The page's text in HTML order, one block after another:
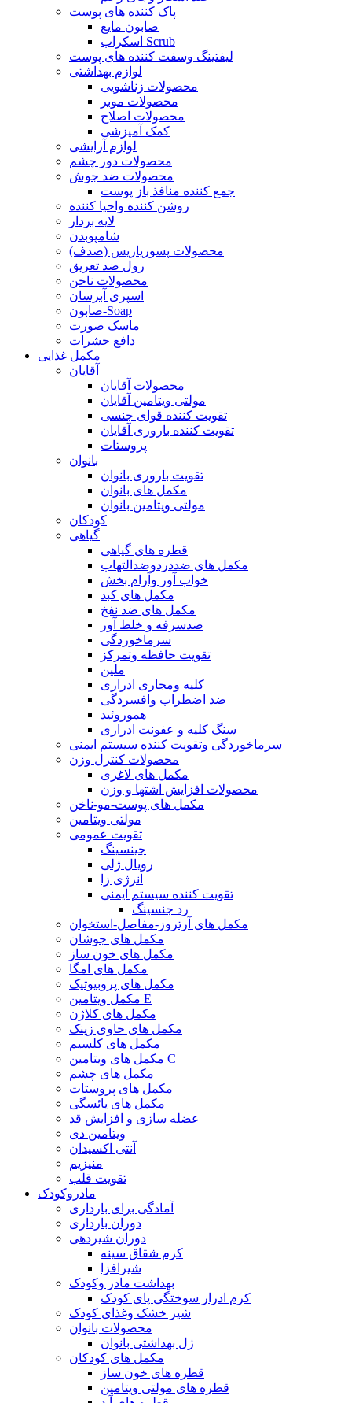
پاک کننده های پوست
صابون مایع
اسکراب Scrub
لیفتینگ وسفت کننده های پوست
لوازم بهداشتی
محصولات زناشویی
محصولات موبر
محصولات اصلاح
کمک آمیزشی
لوازم آرایشی
محصولات دور چشم
محصولات ضد جوش
جمع کننده منافذ باز پوست
روشن کننده واحیا کننده
لایه بردار
شامپوبدن
محصولات پسوریازیس (صدف)
رول ضد تعریق
محصولات ناخن
اسپری آبرسان
صابون-Soap
ماسک صورت
دافع حشرات
مکمل غذایی
آقایان
محصولات آقایان
مولتی ویتامین آقایان
تقویت کننده قوای جنسی
تقویت کننده باروری آقایان
پروستات
بانوان
تقویت باروری بانوان
مکمل های بانوان
مولتی ویتامین بانوان
کودکان
گیاهی
قطره های گیاهی
مکمل های ضددردوضدالتهاب
خواب آور وآرام بخش
مکمل های کبد
مکمل های ضد نفخ
ضدسرفه و خلط آور
سرماخوردگی
تقویت حافظه وتمرکز
ملین
کلیه ومجاری ادراری
ضد اضطراب وافسردگی
هموروئید
سنگ کلیه و عفونت ادراری
سرماخوردگی وتقویت کننده سیستم ایمنی
محصولات کنترل وزن
مکمل های لاغری
محصولات افزایش اشتها و وزن
مکمل های پوست-مو-ناخن
مولتی ویتامین
تقویت عمومی
جینسینگ
رویال ژلی
انرژی زا
تقویت کننده سیستم ایمنی
رد جنسینگ
مکمل های آرتروز-مفاصل-استخوان
مکمل های جوشان
مکمل های خون ساز
مکمل های امگا
مکمل های پروبیوتیک
مکمل ویتامین E
مکمل های کلاژن
مکمل های حاوی زینک
مکمل های کلسیم
مکمل های ویتامین C
مکمل های چشم
مکمل های پروستات
مکمل های یائسگی
عضله سازی و افزایش قد
ویتامین دی
آنتی اکسیدان
منیزیم
تقویت قلب
مادروکودک
آمادگی برای بارداری
دوران بارداری
دوران شیردهی
کرم شقاق سینه
شیرافزا
بهداشت مادر وکودک
کرم ادرار سوختگی پای کودک
شیر خشک وغذای کودک
محصولات بانوان
ژل بهداشتی بانوان
مکمل های کودکان
قطره های خون ساز
قطره های مولتی ویتامین